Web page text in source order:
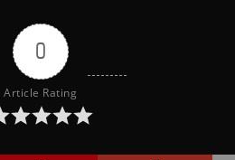
0
Article Rating